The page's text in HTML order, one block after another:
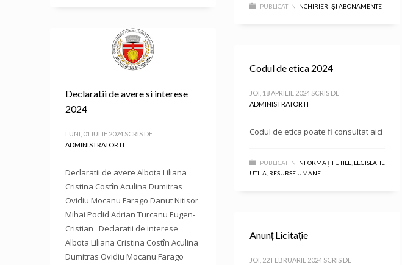
PUBLICAT IN INCHIRIERI ȘI ABONAMENTE
Declaratii de avere si interese
2024
LUNI, 01 IULIE 2024 SCRIS DE
ADMINISTRATOR IT
Declaratii de avere Albota Liliana
Cristina Costîn Aculina Dumitras
Ovidiu Mocanu Farago Danut Nitisor
Mihai Poclid Adrian Turcanu Eugen-
Cristian Declaratii de interese
Albota Liliana Cristina Costîn Aculina
Dumitras Ovidiu Mocanu Farago
Codul de etica 2024
JOI, 18 APRILIE 2024 SCRIS DE
ADMINISTRATOR IT
Codul de etica poate fi consultat aici
PUBLICAT IN INFORMAȚII UTILE LEGISLATIE
UTILA RESURSE UMANE
Anunț Licitație
JOI, 22 FEBRUARIE 2024 SCRIS DE